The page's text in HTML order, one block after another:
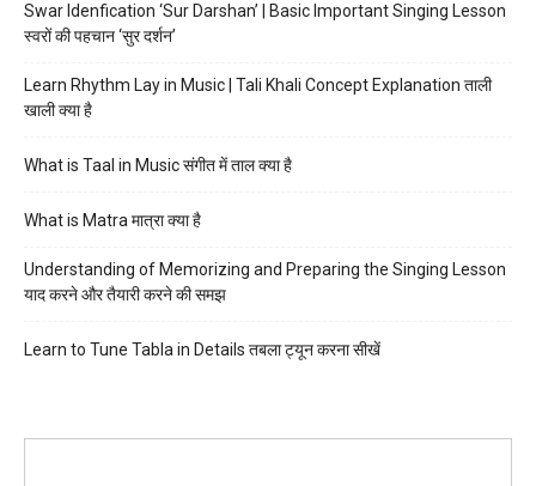
Swar Idenfication ‘Sur Darshan’ | Basic Important Singing Lesson
स्वरों की पहचान ‘सुर दर्शन’
Learn Rhythm Lay in Music | Tali Khali Concept Explanation ताली
खाली क्या है
What is Taal in Music संगीत में ताल क्या है
What is Matra मात्रा क्या है
Understanding of Memorizing and Preparing the Singing Lesson
याद करने और तैयारी करने की समझ
Learn to Tune Tabla in Details तबला ट्यून करना सीखें